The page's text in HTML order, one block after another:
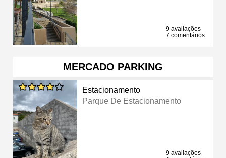
9 avaliações
7 comentários
MERCADO PARKING
Estacionamento
Parque De Estacionamento
9 avaliações